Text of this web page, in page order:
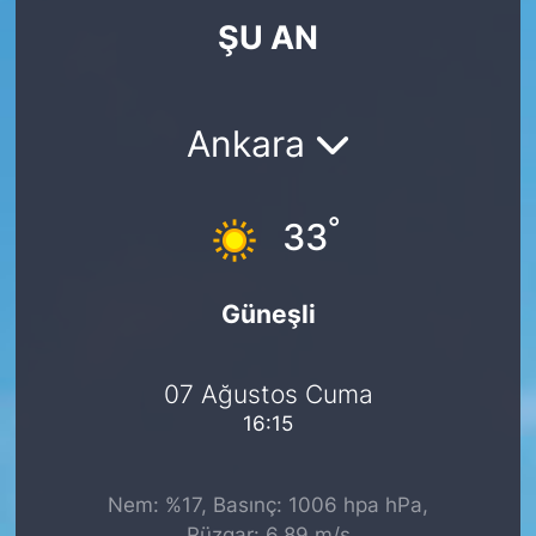
ŞU AN
Ankara
33°
Güneşli
07 Ağustos Cuma
16:15
Nem: %17, Basınç: 1006 hpa hPa,
KÖŞE YAZILARI
SARIYER HABERLERİ